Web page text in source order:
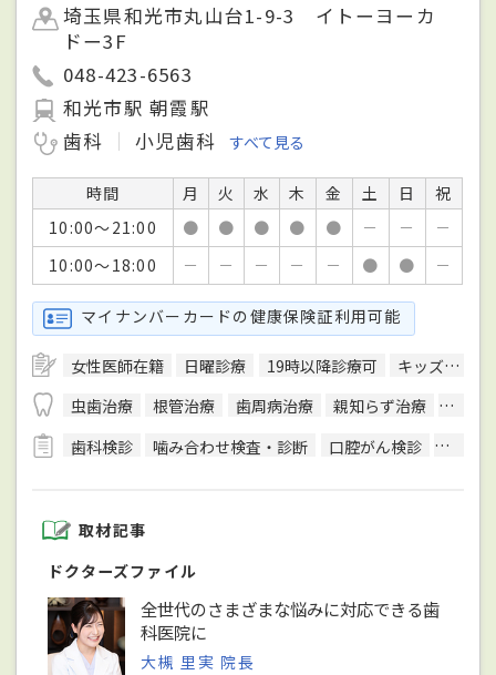
埼玉県和光市丸山台1-9-3 イトーヨーカ
ドー3F
048-423-6563
和光市駅 朝霞駅
歯科
小児歯科 すべて見る
時間 月 火 水 木 金 土 日
祝
10:00～21:00
● ● ● ● ● － －
－
10:00～18:00
－ － － － － ● ● －
マイナンバーカードの健康保険証利用可能
女性医師在籍 日曜診療 19時以降診療可
キッズスペースあり
虫歯治療
根管治療 歯周病治療 親知らず治療
顎関
歯科検診
噛み合わせ検査・診断 口腔がん検診 CT検査
取材記事
ドクターズファイル
全世代のさまざまな悩みに対応できる歯
科医院に
大槻 里実 院長